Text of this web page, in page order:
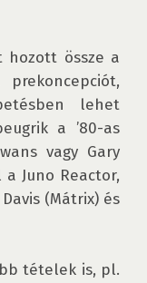
hozott össze a
lehet
a ’80-as
vagy Gary
Juno Reactor,
(Mátrix) és
tételek is, pl.